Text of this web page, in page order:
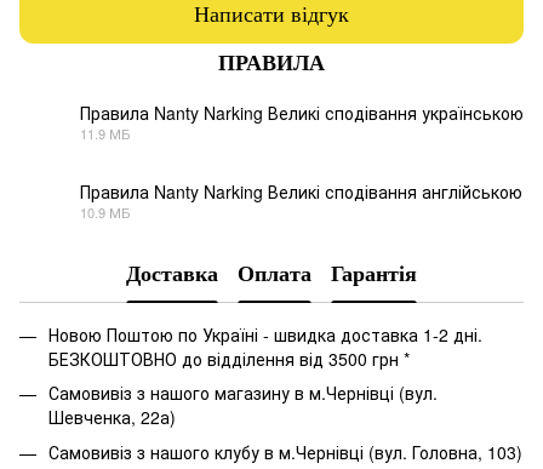
Написати відгук
ПРАВИЛА
Правила Nanty Narking Великі сподівання українською
11.9 МБ
Правила Nanty Narking Великі сподівання англійською
10.9 МБ
Доставка Оплата Гарантія
Новою Поштою по Україні - швидка доставка 1-2 дні.
БЕЗКОШТОВНО до відділення від 3500 грн *
Самовивіз з нашого магазину в м.Чернівці (вул.
Шевченка, 22а)
Самовивіз з нашого клубу в м.Чернівці (вул. Головна, 103)